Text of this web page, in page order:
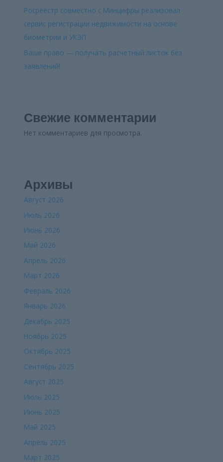
Росреестр совместно с Минцифры реализовал
сервис регистрации недвижимости на основе
биометрии и УКЭП
Ваше право — получать расчетный листок без
заявлений!
Свежие комментарии
Нет комментариев для просмотра.
Архивы
Август 2026
Июль 2026
Июнь 2026
Май 2026
Апрель 2026
Март 2026
Февраль 2026
Январь 2026
Декабрь 2025
Ноябрь 2025
Октябрь 2025
Сентябрь 2025
Август 2025
Июль 2025
Июнь 2025
Май 2025
Апрель 2025
Март 2025